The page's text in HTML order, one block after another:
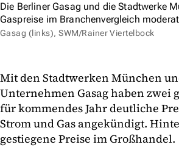
Die Berliner Gasag und die Stadtwerke
Gaspreise im Branchenvergleich
Gasag (links), SWM/Rainer Viertelbock
Mit den Stadtwerken München
Unternehmen Gasag haben zwei
für kommendes Jahr deutliche
Strom und Gas angekündigt.
gestiegene Preise im Großhandel.